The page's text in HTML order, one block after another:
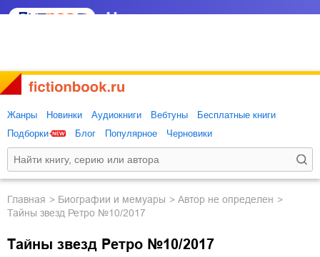
Жанры Новинки Аудиокниги Вебтуны
Бесплатные книги
Подборки
Блог Популярное Черновики
Главная биографии и мемуары
Автор не определен
Тайны звезд Ретро №10/2017
Тайны звезд Ретро №10/2017